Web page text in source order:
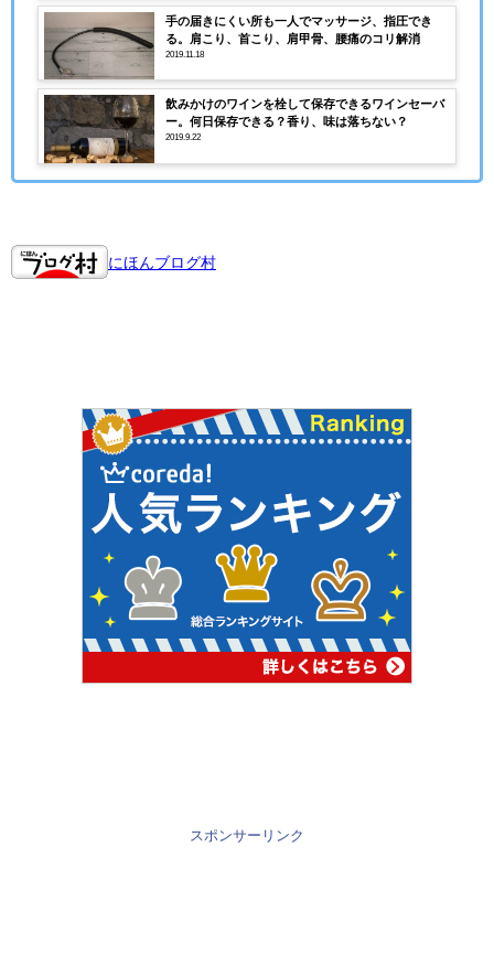
手の届きにくい所も一人でマッサージ、指圧でき
る。肩こり、首こり、肩甲骨、腰痛のコリ解消
2019.11.18
飲みかけのワインを栓して保存できるワインセーバ
ー。何日保存できる？香り、味は落ちない？
2019.9.22
にほんブログ村
スポンサーリンク